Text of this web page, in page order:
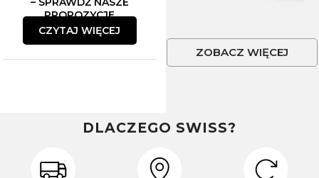
PROPOZYCJE
CZYTAJ WIĘCEJ
ZOBACZ WIĘCEJ
DLACZEGO SWISS?